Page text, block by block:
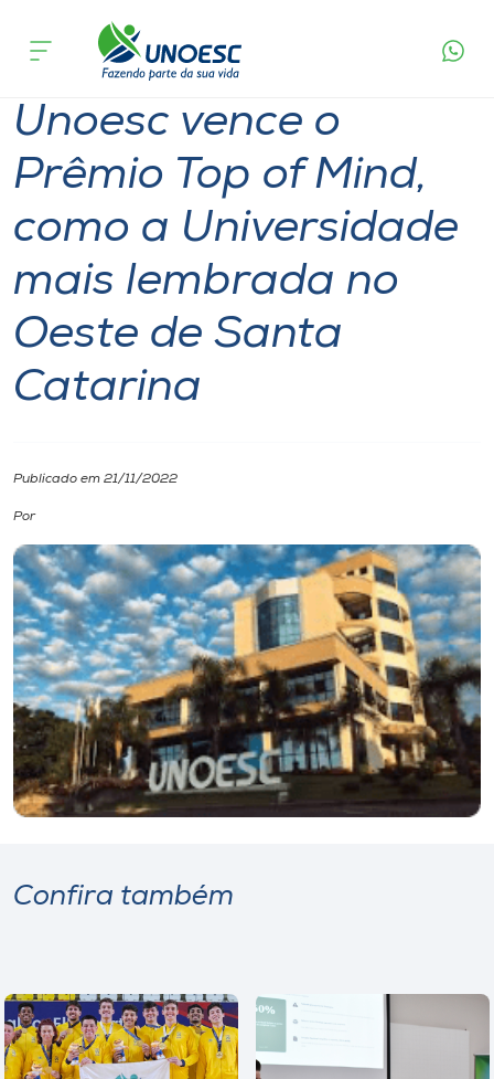
Cursos
Onde estamos
Pesquisa
Atendimento ao Estudante
Portal de Ensino
A
Internacionalização
I.nova
Diplomados
Cultura
CPA
Biblioteca
Museu
Unoesc
acontece
Catarina
Unoesc vence o
Prêmio Top of Mind,
como a Universidade
mais lembrada no
Oeste de Santa
Catarina
Publicado em 21/11/2022
Por
Confira também